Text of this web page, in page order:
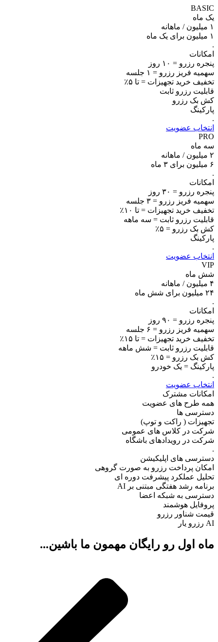
BASIC
یک ماه
۱ میلیون / ماهانه
۱ میلیون برای یک ماه
.
امکانات
پنجره رزرو = ۱۰ روز
سهمیه فریز رزرو = ۱ جلسه
تخفیف خرید تجهیزات = تا ۵٪
قابلیت رزرو ثابت
کش بک رزرو
پارکینگ
.
انتخاب عضویت
PRO
سه ماه
۲ میلیون / ماهانه
۶ میلیون برای ۳ ماه
.
امکانات
پنجره رزرو = ۳۰ روز
سهمیه فریز رزرو = ۳ جلسه
تخفیف خرید تجهیزات = تا ۱۰٪
قابلیت رزرو ثابت = سه ماهه
کش بک رزرو = ۵٪
پارکینگ
.
انتخاب عضویت
VIP
شش ماه
۴ میلیون / ماهانه
۲۴ میلیون برای شش ماه
.
امکانات
پنجره رزرو = ۹۰ روز
سهمیه فریز رزرو = ۶ جلسه
تخفیف خرید تجهیزات = تا ۱۵٪
قابلیت رزرو ثابت = شش ماهه
کش بک رزرو = ۱۵٪
پارکینگ = یک خودرو
.
انتخاب عضویت
امکانات مشترک
همه طرح های عضویت
دسترسی ها
تجهیزات ( راکت و توپ)
شرکت در کلاس های عمومی
شرکت در رویدادهای باشگاه
.
دسترسی های اپلیکیشن
امکان پرداخت رزرو به صورت گروهی
تحلیل عملکرد پیشرفت دوره ای
برنامه رشد هفتگی مبتنی بر AI
دسترسی به شبکه اعضا
پروفایل هوشمند
قیمت شناور رزرو
AI رزرو یار
ماه اول رو رایگان مهمون ما باشین...